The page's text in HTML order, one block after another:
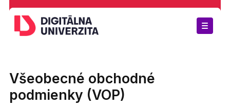
Lektori
Otázky
Všeobecné obchodné
podmienky (VOP)